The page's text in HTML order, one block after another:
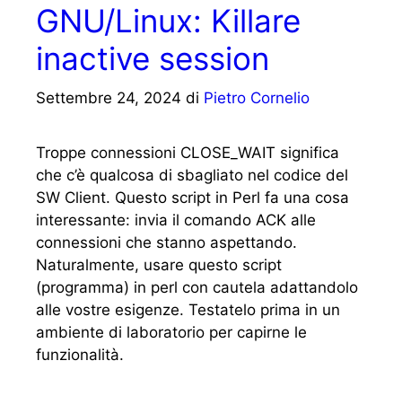
GNU/Linux: Killare
inactive session
Settembre 24, 2024 di Pietro Cornelio
Troppe connessioni CLOSE_WAIT significa
che c’è qualcosa di sbagliato nel codice del
SW Client. Questo script in Perl fa una cosa
interessante: invia il comando ACK alle
connessioni che stanno aspettando.
Naturalmente, usare questo script
(programma) in perl con cautela adattandolo
alle vostre esigenze. Testatelo prima in un
ambiente di laboratorio per capirne le
funzionalità.